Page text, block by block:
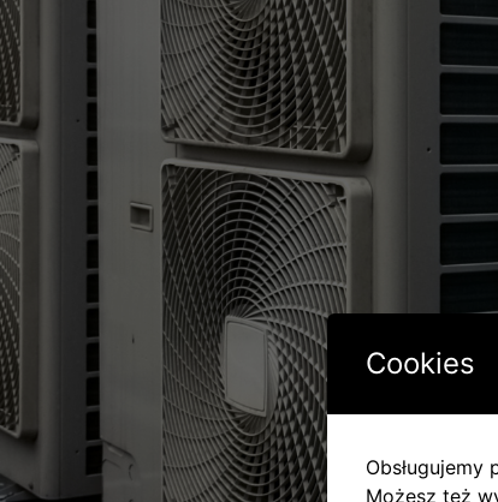
Cookies
Możesz też